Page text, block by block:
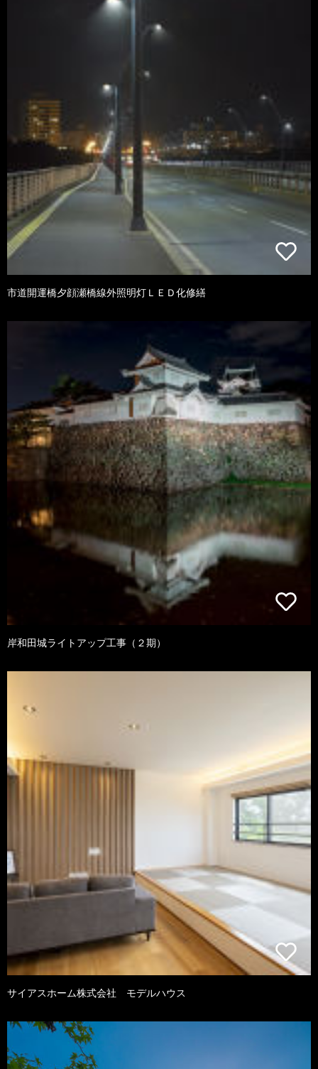
市道開運橋夕顔瀬橋線外照明灯ＬＥＤ化修繕
岸和田城ライトアップ工事（２期）
サイアスホーム株式会社 モデルハウス